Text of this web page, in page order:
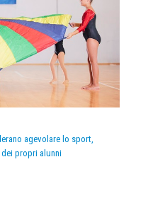
agevolare lo sport,
propri alunni